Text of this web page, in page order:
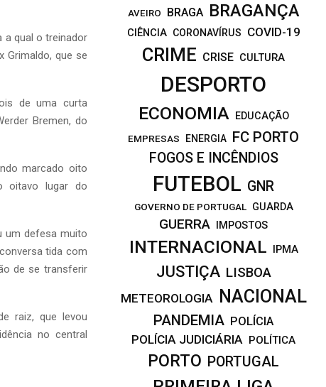
a qual o treinador
Grimaldo, que se
de uma curta
Bremen, do
marcado oito
oitavo lugar do
um defesa muito
tida com
de se transferir
raiz, que levou
no central
AVEIRO BRAGA BRAGANÇA
CIÊNCIA CORONAVÍRUS COVID-19
CRIME CRISE CULTURA
DESPORTO
ECONOMIA
EDUCAÇÃO
EMPRESAS
ENERGIA FC PORTO
FOGOS E INCÊNDIOS
FUTEBOL GNR
GOVERNO DE PORTUGAL GUARDA
GUERRA IMPOSTOS
INTERNACIONAL IPMA
JUSTIÇA LISBOA
METEOROLOGIA NACIONAL
PANDEMIA POLÍCIA
POLÍCIA JUDICIÁRIA POLÍTICA
PORTO PORTUGAL